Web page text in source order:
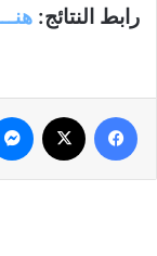
رابط النتائج:
فيسبوك